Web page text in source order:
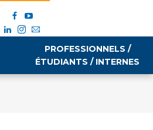
PROFESSIONNELS /
ÉTUDIANTS / INTERNES